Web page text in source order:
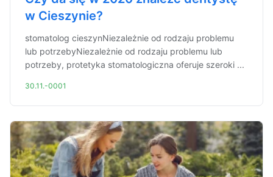
w Cieszynie?
stomatolog cieszynNiezależnie od rodzaju problemu
lub potrzebyNiezależnie od rodzaju problemu lub
potrzeby, protetyka stomatologiczna oferuje szeroki ...
30.11.-0001